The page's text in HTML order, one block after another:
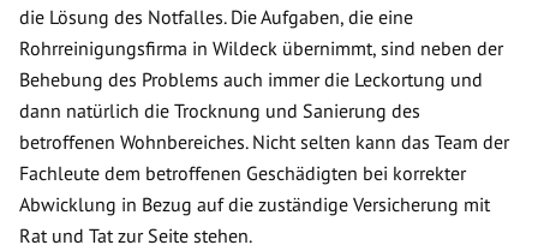
die Lösung des Notfalles. Die Aufgaben, die eine
Rohrreinigungsfirma in Wildeck übernimmt, sind neben der
Behebung des Problems auch immer die Leckortung und
dann natürlich die Trocknung und Sanierung des
betroffenen Wohnbereiches. Nicht selten kann das Team der
Fachleute dem betroffenen Geschädigten bei korrekter
Abwicklung in Bezug auf die zuständige Versicherung mit
Rat und Tat zur Seite stehen.